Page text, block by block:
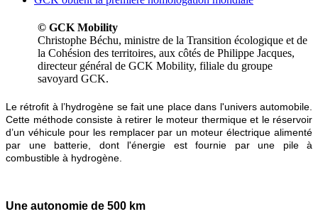
© GCK Mobility
Christophe Béchu, ministre de la Transition écologique et de
la Cohésion des territoires, aux côtés de Philippe Jacques,
directeur général de GCK Mobility, filiale du groupe
savoyard GCK.
Le rétrofit à l’hydrogène se fait une place dans l'univers automobile.
Cette méthode consiste à retirer le moteur thermique et le réservoir
d’un véhicule pour les remplacer par un moteur électrique alimenté
par une batterie, dont l'énergie est fournie par une pile à
combustible à hydrogène.
Une autonomie de 500 km